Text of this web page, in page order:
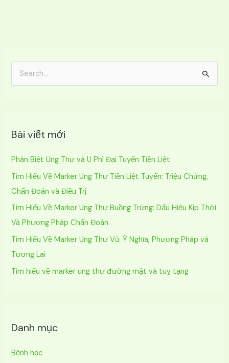
i
m
Bài viết mới
Phân Biệt Ung Thư và U Phì Đại Tuyến Tiền Liệt
Tìm Hiểu Về Marker Ung Thư Tiền Liệt Tuyến: Triệu Chứng,
Chẩn Đoán và Điều Trị
Tìm Hiểu Về Marker Ung Thư Buồng Trứng: Dấu Hiệu Kịp Thời
Và Phương Pháp Chẩn Đoán
Tìm Hiểu Về Marker Ung Thư Vú: Ý Nghĩa, Phương Pháp và
Tương Lai
Tìm hiểu về marker ung thư đường mật và tuỵ tạng
Danh mục
Bệnh học